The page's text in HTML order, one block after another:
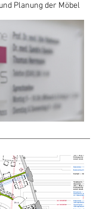
Planung der Möbel